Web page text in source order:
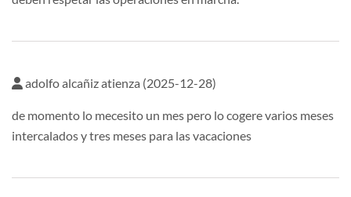
adolfo alcañiz atienza (2025-12-28)
de momento lo mecesito un mes pero lo cogere varios meses
intercalados y tres meses para las vacaciones